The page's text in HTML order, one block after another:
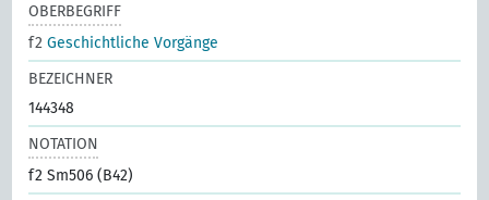
OBERBEGRIFF
f2Geschichtliche Vorgänge
BEZEICHNER
144348
NOTATION
f2 Sm506 (B42)